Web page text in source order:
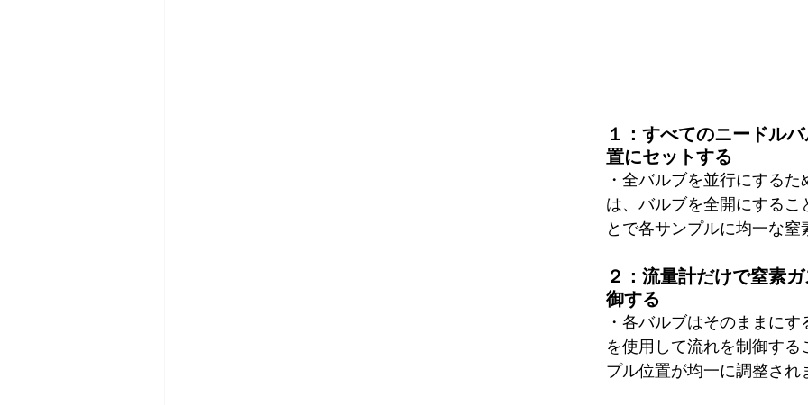
１：すべてのニードル
置にセットする
・全バルブを並行にする
は、バルブを全開にするこ
とで各サンプルに均一な窒
２：流量計だけで窒素
御する
・各バルブはそのままに
を使用して流れを制御する
プル位置が均一に調整され